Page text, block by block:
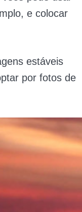
e colocar
estáveis
por fotos de